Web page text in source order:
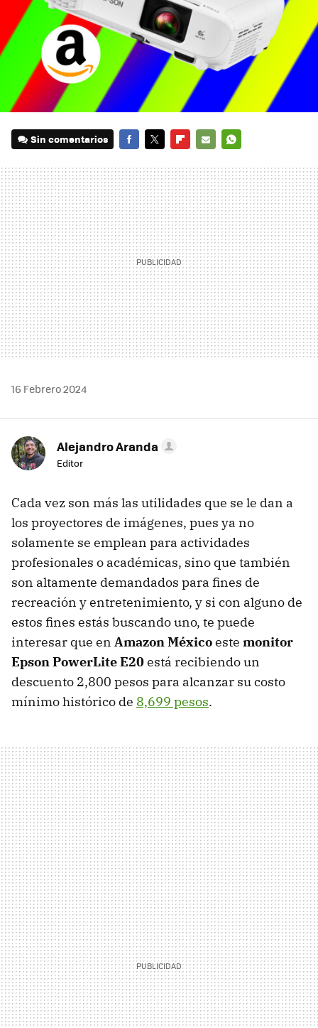
Sin comentarios
MAIL
16 Febrero 2024
Alejandro Aranda
Editor
Cada vez son más las utilidades que se le dan a
los proyectores de imágenes, pues ya no
solamente se emplean para actividades
profesionales o académicas, sino que también
son altamente demandados para fines de
recreación y entretenimiento, y si con alguno de
estos fines estás buscando uno, te puede
interesar que en Amazon Méxicoeste monitor
Epson PowerLite E20está recibiendo un
descuento 2,800 pesos para alcanzar su costo
mínimo histórico de 8,699 pesos.